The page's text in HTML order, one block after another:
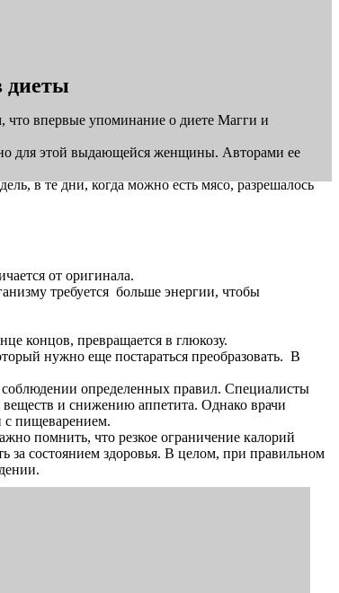
диеты
что впервые упоминание о диете Магги и
для этой выдающейся женщины. Авторами ее
в те дни, когда можно есть мясо, разрешалось
от оригинала.
требуется больше энергии, чтобы
концов, превращается в глюкозу.
нужно еще постараться преобразовать. В
определенных правил. Специалисты
веществ и снижению аппетита. Однако врачи
с пищеварением.
помнить, что резкое ограничение калорий
состоянием здоровья. В целом, при правильном